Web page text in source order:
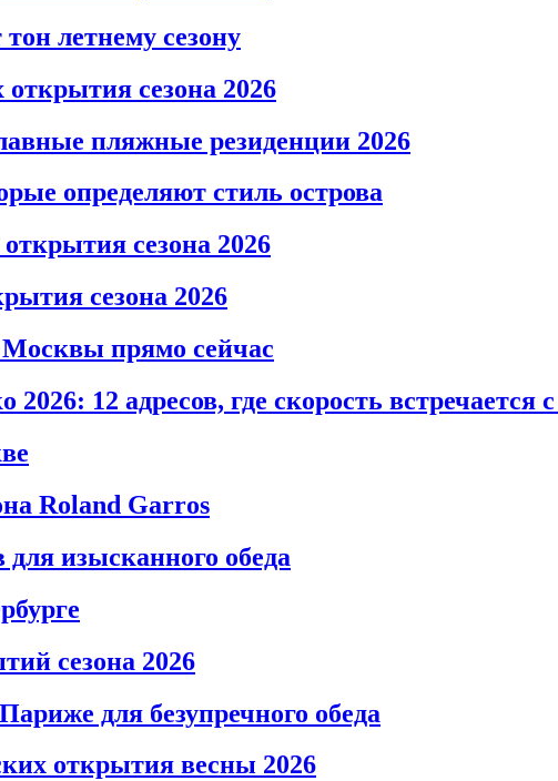
летнему сезону
сезона 2026
пляжные резиденции 2026
определяют стиль острова
сезона 2026
сезона 2026
Москвы прямо сейчас
12 адресов, где скорость встречается
Roland Garros
изысканного обеда
сезона 2026
для безупречного обеда
открытия весны 2026